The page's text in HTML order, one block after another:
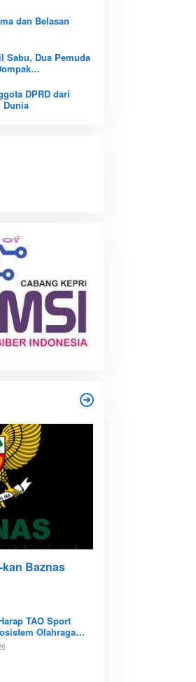
dan Belasan
Sabu, Dua Pemuda
DPRD dari
Dunia
Baznas
TAO Sport
Olahraga
Batam